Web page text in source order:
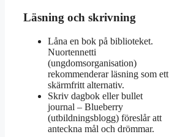
Läsning och skrivning
Låna en bok på biblioteket.
Nuortennetti
(ungdomsorganisation)
rekommenderar läsning som ett
skärmfritt alternativ.
Skriv dagbok eller bullet
journal – Blueberry
(utbildningsblogg) föreslår att
anteckna mål och drömmar.